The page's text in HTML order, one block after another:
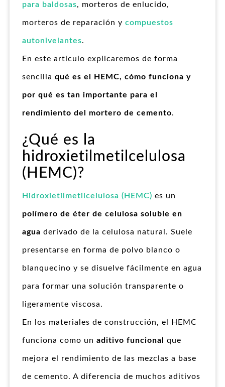
para baldosas, morteros de enlucido,
morteros de reparación y compuestos
autonivelantes.
En este artículo explicaremos de forma
sencilla qué es el HEMC, cómo funciona y
por qué es tan importante para el
rendimiento del mortero de cemento.
¿Qué es la
hidroxietilmetilcelulosa
(HEMC)?
Hidroxietilmetilcelulosa (HEMC) es un
polímero de éter de celulosa soluble en
agua derivado de la celulosa natural. Suele
presentarse en forma de polvo blanco o
blanquecino y se disuelve fácilmente en agua
para formar una solución transparente o
ligeramente viscosa.
En los materiales de construcción, el HEMC
funciona como un aditivo funcional que
mejora el rendimiento de las mezclas a base
de cemento. A diferencia de muchos aditivos